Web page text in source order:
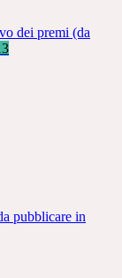
dei premi (da
pubblicare in